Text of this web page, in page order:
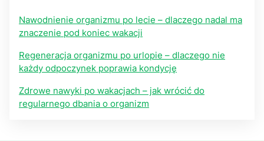
Nawodnienie organizmu po lecie – dlaczego nadal ma
znaczenie pod koniec wakacji
Regeneracja organizmu po urlopie – dlaczego nie
każdy odpoczynek poprawia kondycję
Zdrowe nawyki po wakacjach – jak wrócić do
regularnego dbania o organizm